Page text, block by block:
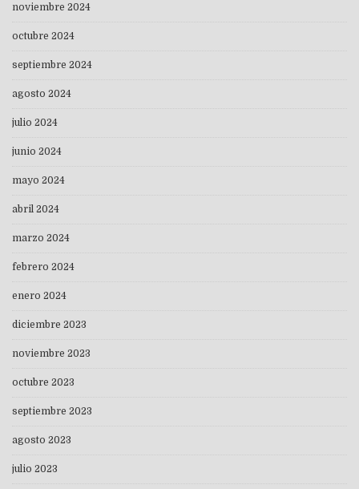
noviembre 2024
octubre 2024
septiembre 2024
agosto 2024
julio 2024
junio 2024
mayo 2024
abril 2024
marzo 2024
febrero 2024
enero 2024
diciembre 2023
noviembre 2023
octubre 2023
septiembre 2023
agosto 2023
julio 2023